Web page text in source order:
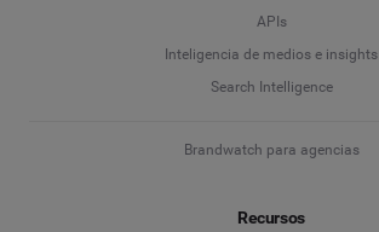
APIs
Inteligencia de medios e insights
Search Intelligence
Brandwatch para agencias
Recursos